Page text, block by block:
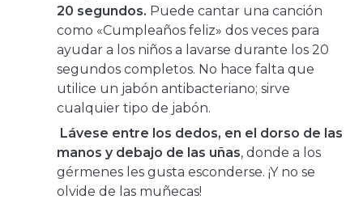
20 segundos. Puede cantar una canción
como «Cumpleaños feliz» dos veces para
ayudar a los niños a lavarse durante los 20
segundos completos. No hace falta que
utilice un jabón antibacteriano; sirve
cualquier tipo de jabón.
Lávese entre los dedos, en el dorso de las
manos y debajo de las uñas, donde a los
gérmenes les gusta esconderse. ¡Y no se
olvide de las muñecas!